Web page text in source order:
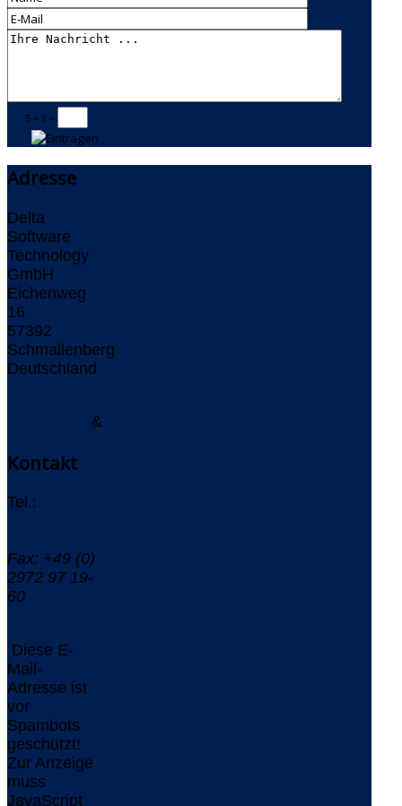
5 + 2 =
Adresse
Delta
Software
Technology
GmbH
Eichenweg
16
57392
Schmallenberg
Deutschland
&
Kontakt
Tel.:
Fax: +49 (0)
2972 97 19-
60
Diese E-
Mail-
Adresse ist
vor
Spambots
geschützt!
Zur Anzeige
muss
JavaScript